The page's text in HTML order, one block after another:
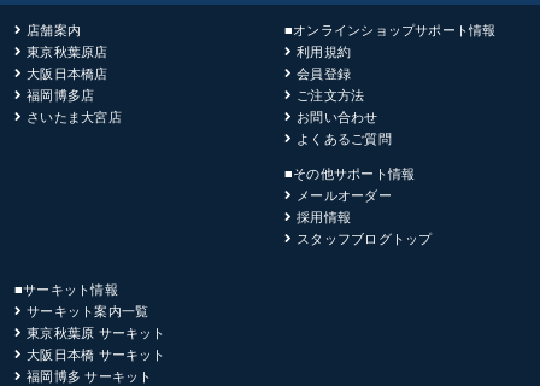
店舗案内
東京秋葉原店
大阪日本橋店
福岡博多店
さいたま大宮店
■オンラインショップサポート情報
利用規約
会員登録
ご注文方法
お問い合わせ
よくあるご質問
■その他サポート情報
メールオーダー
採用情報
スタッフブログトップ
■サーキット情報
サーキット案内一覧
東京秋葉原 サーキット
大阪日本橋 サーキット
福岡博多 サーキット